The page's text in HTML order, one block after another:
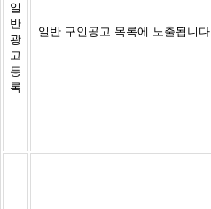
일
반
광
고
등
록
일반 구인공고 목록에 노출됩니다